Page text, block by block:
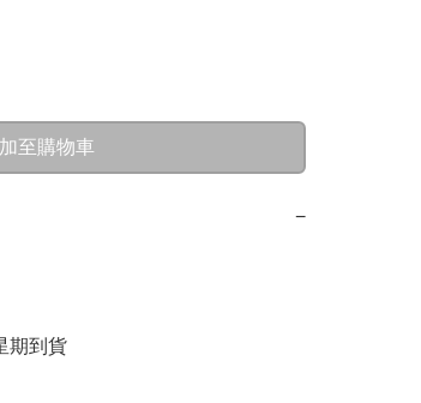
加至購物車
−
期到貨